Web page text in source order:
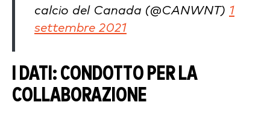
calcio del Canada (@CANWNT) 1
settembre 2021
I DATI: CONDOTTO PER LA
COLLABORAZIONE